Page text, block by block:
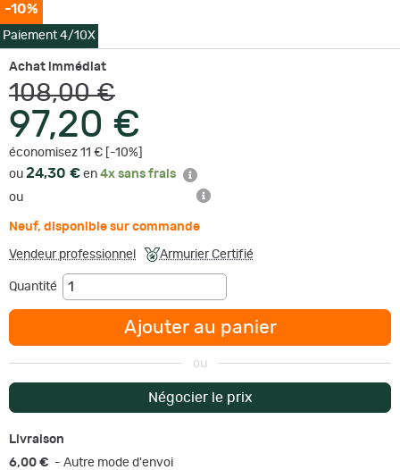
-10%
Paiement 4/10X
Achat immédiat
108,00 €
97,20 €
économisez 11 € [-10%]
ou 24,30 € en 4x sans frais
ou
Neuf, disponible sur commande
Vendeur professionnel Armurier Certifié
Quantité
Ajouter au panier
ou
Négocier le prix
Livraison
6,00 € - Autre mode d'envoi